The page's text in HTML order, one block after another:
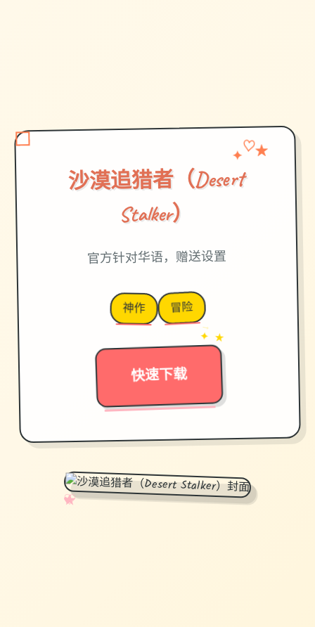
沙漠追猎者（Desert
Stalker）
✦ ♡★
官方针对华语，赠送设置
神作 冒险
快速下载
→
✦ ★
✧
♡
★
♥